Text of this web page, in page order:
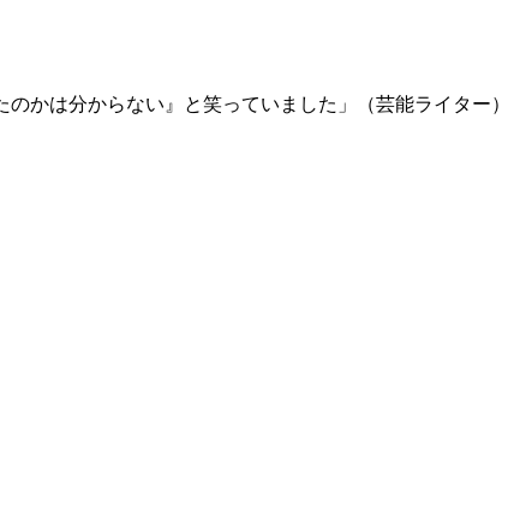
かは分からない』と笑っていました」（芸能ライター）